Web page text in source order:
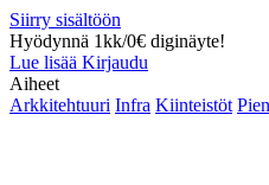
Siirry sisältöön
Hyödynnä 1kk/0€ diginäyte!
Lue lisää Kirjaudu
Aiheet
Arkkitehtuuri Infra Kiinteistöt